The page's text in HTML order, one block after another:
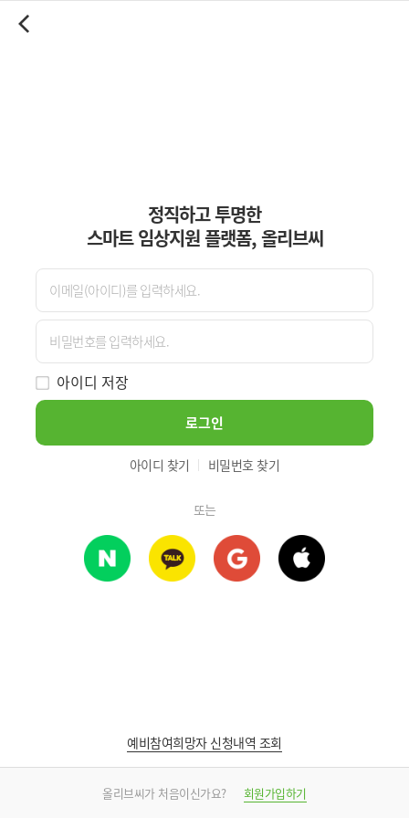
정직하고 투명한
스마트 임상지원 플랫폼, 올리브씨
아이디 저장
로그인
아이디 찾기 비밀번호 찾기
또는
예비참여희망자 신청내역 조회
올리브씨가 처음이신가요? 회원가입하기